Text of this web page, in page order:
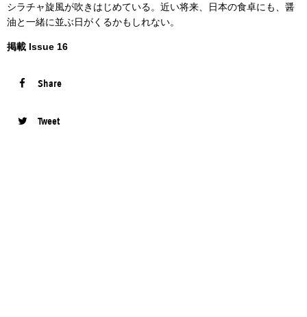
シラチャ旋風が吹きはじめている。近い将来、日本の食卓にも、醤
油と一緒に並ぶ日がくるかもしれない。
掲載 Issue 16
Share
Tweet